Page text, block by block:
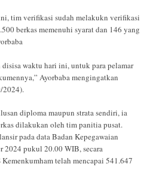
tim verifikasi sudah melakukn verifikasi
berkas memenuhi syarat dan 146 yang
waktu hari ini, untuk para pelamar
Ayorbaba mengingatkan
2024).
diploma maupun strata sendiri, ia
dilakukan oleh tim panitia pusat.
pada data Badan Kepegawaian
2024 pukul 20.00 WIB, secara
telah mencapai 541.647